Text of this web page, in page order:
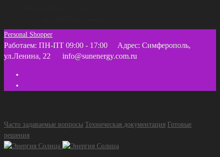
Personal Shopper
Работаем: ПН-ПТ 09:00 - 17:00
Адрес: Симферополь,
ул.Ленина, 22
info@sunenergy.com.ru
Часто задаваемые вопросы Техническая документация Готовые
решения